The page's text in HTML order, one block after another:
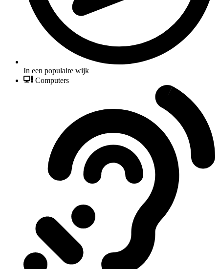
In een populaire wijk
Computers